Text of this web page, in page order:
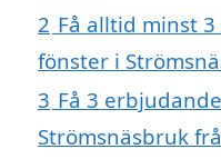
2 Få alltid minst
fönster i
3 Få 3
Strömsnäsbruk